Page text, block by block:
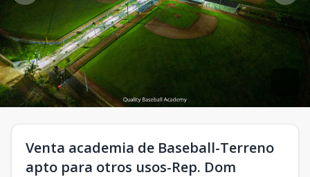
Venta academia de Baseball-Terreno
apto para otros usos-Rep. Dom